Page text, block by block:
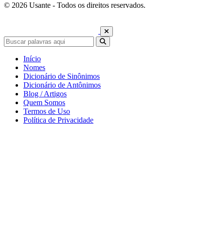
© 2026 Usante - Todos os direitos reservados.
Início
Nomes
Dicionário de Sinônimos
Dicionário de Antônimos
Blog / Artigos
Quem Somos
Termos de Uso
Política de Privacidade